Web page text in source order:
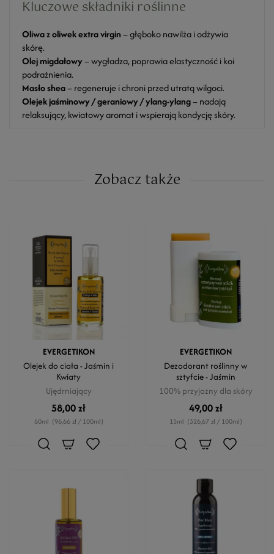
Kluczowe składniki roślinne
Oliwa z oliwek extra virgin– głęboko nawilża i odżywia
skórę.
Olej migdałowy– wygładza, poprawia elastyczność i koi
podrażnienia.
Masło shea– regeneruje i chroni przed utratą wilgoci.
Olejek jaśminowy / geraniowy / ylang-ylang– nadają
relaksujący, kwiatowy aromat i wspierają kondycję skóry.
Zobacz także
EVERGETIKON
Olejek do ciała - Jaśmin i
Kwiaty
Ujędrniający
58,00 zł
60ml (96,66 zł / 100ml)
EVERGETIKON
Dezodorant roślinny w
sztyfcie - Jaśmin
100% przyjazny dla skóry
49,00 zł
15ml (326,67 zł / 100ml)